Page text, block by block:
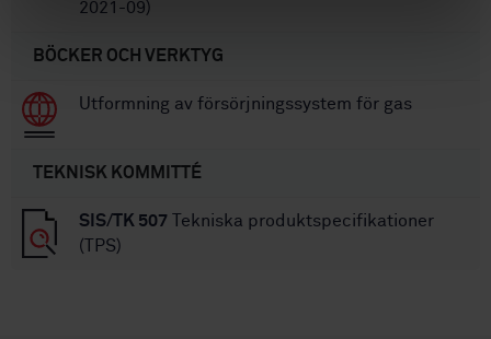
2021-09)
BÖCKER OCH VERKTYG
Utformning av försörjningssystem för gas
TEKNISK KOMMITTÉ
SIS/TK 507 Tekniska produktspecifikationer
(TPS)